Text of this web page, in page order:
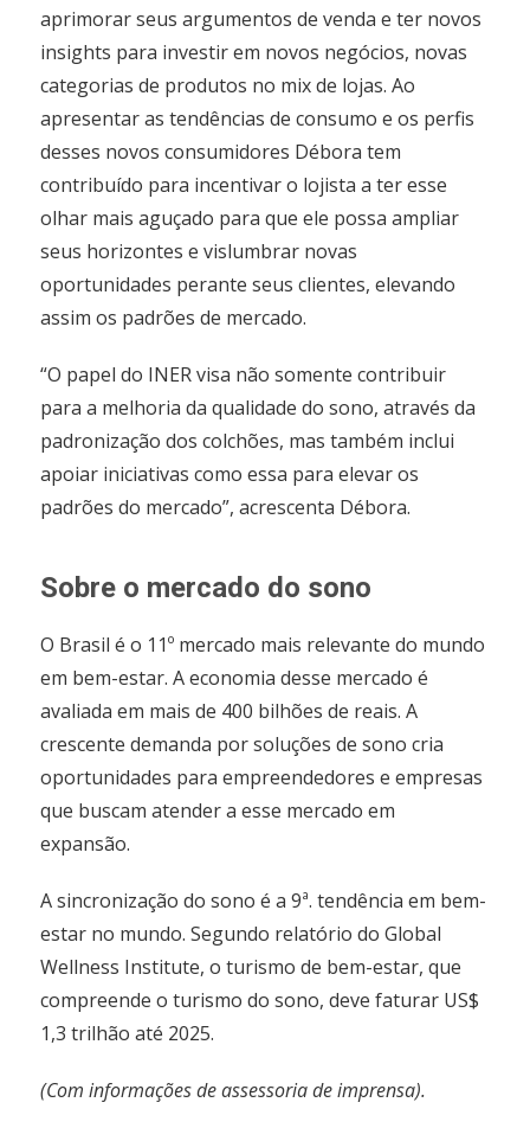
aprimorar seus argumentos de venda e ter novos
insights para investir em novos negócios, novas
categorias de produtos no mix de lojas. Ao
apresentar as tendências de consumo e os perfis
desses novos consumidores Débora tem
contribuído para incentivar o lojista a ter esse
olhar mais aguçado para que ele possa ampliar
seus horizontes e vislumbrar novas
oportunidades perante seus clientes, elevando
assim os padrões de mercado.
“O papel do INER visa não somente contribuir
para a melhoria da qualidade do sono, através da
padronização dos colchões, mas também inclui
apoiar iniciativas como essa para elevar os
padrões do mercado”, acrescenta Débora.
Sobre o mercado do sono
O Brasil é o 11º mercado mais relevante do mundo
em bem-estar. A economia desse mercado é
avaliada em mais de 400 bilhões de reais. A
crescente demanda por soluções de sono cria
oportunidades para empreendedores e empresas
que buscam atender a esse mercado em
expansão.
A sincronização do sono é a 9ª. tendência em bem-
estar no mundo. Segundo relatório do Global
Wellness Institute, o turismo de bem-estar, que
compreende o turismo do sono, deve faturar US$
1,3 trilhão até 2025.
(Com informações de assessoria de imprensa).